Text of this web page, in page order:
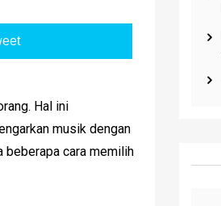
Hal ini
musik dengan
beberapa cara memilih